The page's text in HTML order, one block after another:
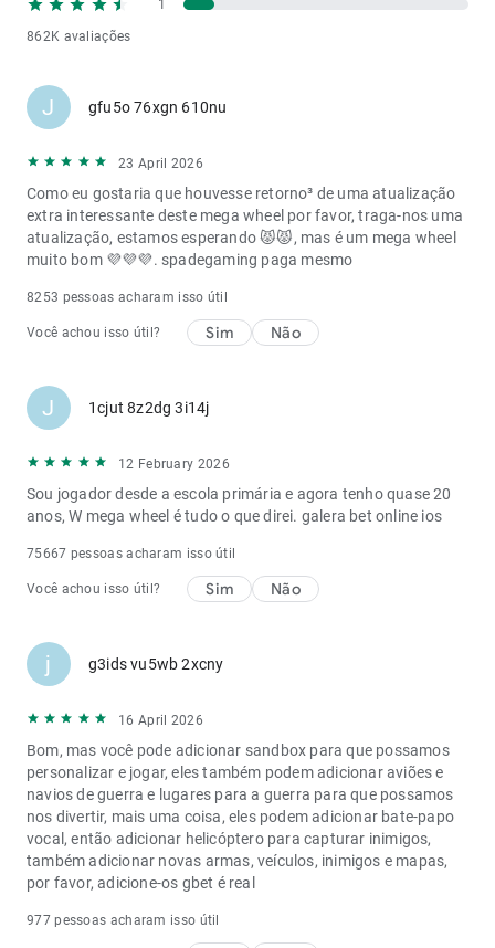
862K avaliações
1
J gfu5o 76xgn 610nu
23 April 2026
Como eu gostaria que houvesse retorno³ de uma atualização
extra interessante deste mega wheel por favor, traga-nos uma
atualização, estamos esperando 😾😾, mas é um mega wheel
muito bom 💜💜💜. spadegaming paga mesmo
8253 pessoas acharam isso útil
Você achou isso útil? Sim Não
J 1cjut 8z2dg 3i14j
12 February 2026
Sou jogador desde a escola primária e agora tenho quase 20
anos, W mega wheel é tudo o que direi. galera bet online ios
75667 pessoas acharam isso útil
Você achou isso útil? Sim Não
j g3ids vu5wb 2xcny
16 April 2026
Bom, mas você pode adicionar sandbox para que possamos
personalizar e jogar, eles também podem adicionar aviões e
navios de guerra e lugares para a guerra para que possamos
nos divertir, mais uma coisa, eles podem adicionar bate-papo
vocal, então adicionar helicóptero para capturar inimigos,
também adicionar novas armas, veículos, inimigos e mapas,
por favor, adicione-os gbet é real
977 pessoas acharam isso útil